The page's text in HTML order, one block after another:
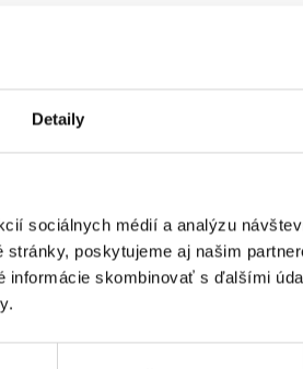
Detaily
sociálnych médií a analýzu
poskytujeme aj našim
informácie skombinovať s ďalšími